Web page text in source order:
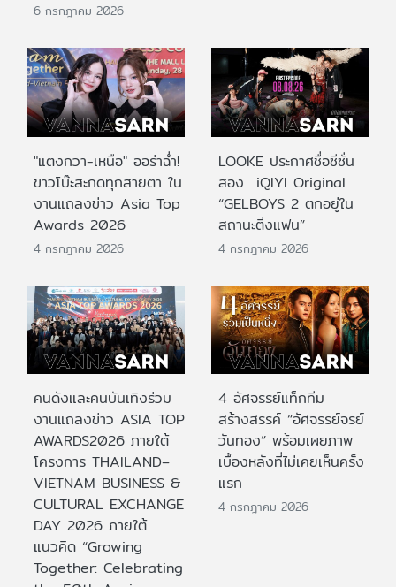
6 กรกฎาคม 2026
"แตงกวา-เหนือ" ออร่าฉ่ำ!
ขาวโบ๊ะสะกดทุกสายตา ใน
งานแถลงข่าว Asia Top
Awards 2026
4 กรกฎาคม 2026
LOOKE ประกาศชื่อซีซั่น
สอง iQIYI Original
“GELBOYS 2 ตกอยู่ใน
สถานะติ่งแฟน”
4 กรกฎาคม 2026
คนดังและคนบันเทิงร่วม
งานแถลงข่าว ASIA TOP
AWARDS2026 ภายใต้
โครงการ THAILAND–
VIETNAM BUSINESS &
CULTURAL EXCHANGE
DAY 2026 ภายใต้
แนวคิด “Growing
Together: Celebrating
4 อัศจรรย์แท็กทีม
สร้างสรรค์ “อัศจรรย์จรย์
วันทอง” พร้อมเผยภาพ
เบื้องหลังที่ไม่เคยเห็นครั้ง
แรก
4 กรกฎาคม 2026